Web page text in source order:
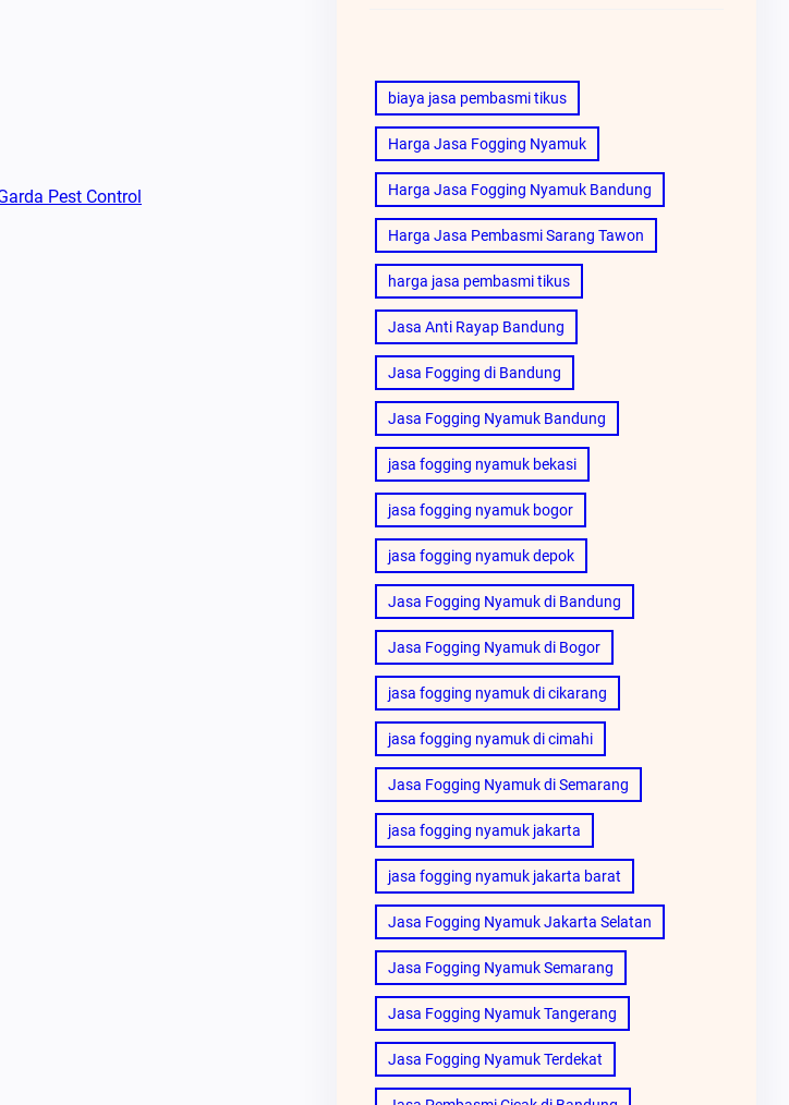
Pest Control
biaya jasa pembasmi tikus
Harga Jasa Fogging Nyamuk
Harga Jasa Fogging Nyamuk Bandung
Harga Jasa Pembasmi Sarang Tawon
harga jasa pembasmi tikus
Jasa Anti Rayap Bandung
Jasa Fogging di Bandung
Jasa Fogging Nyamuk Bandung
jasa fogging nyamuk bekasi
jasa fogging nyamuk bogor
jasa fogging nyamuk depok
Jasa Fogging Nyamuk di Bandung
Jasa Fogging Nyamuk di Bogor
jasa fogging nyamuk di cikarang
jasa fogging nyamuk di cimahi
Jasa Fogging Nyamuk di Semarang
jasa fogging nyamuk jakarta
jasa fogging nyamuk jakarta barat
Jasa Fogging Nyamuk Jakarta Selatan
Jasa Fogging Nyamuk Semarang
Jasa Fogging Nyamuk Tangerang
Jasa Fogging Nyamuk Terdekat